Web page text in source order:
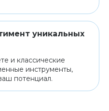
уникальных
и классические
инструменты,
потенциал.